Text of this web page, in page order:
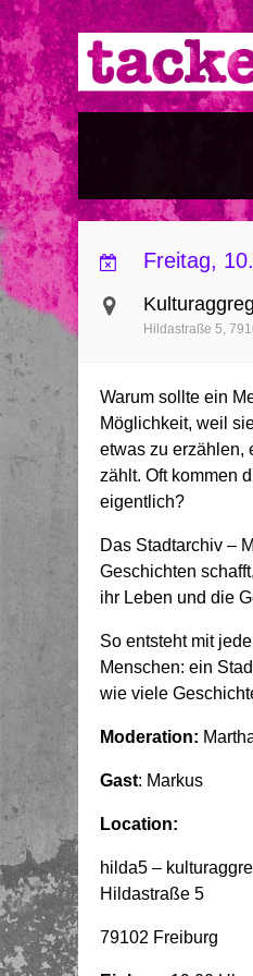
Direkt
zum
Inhalt
Freitag,
Hildastraße 5
Warum sollte ein
Möglichkeit, weil
etwas zu erzählen,
zählt. Oft kommen
eigentlich?
Das Stadtarchiv –
Geschichten
ihr Leben und die
So entsteht mit
Menschen: ein
wie viele
Moderation:
Gast: Markus
Location:
hilda5 –
Hildastraße 5
79102 Freiburg